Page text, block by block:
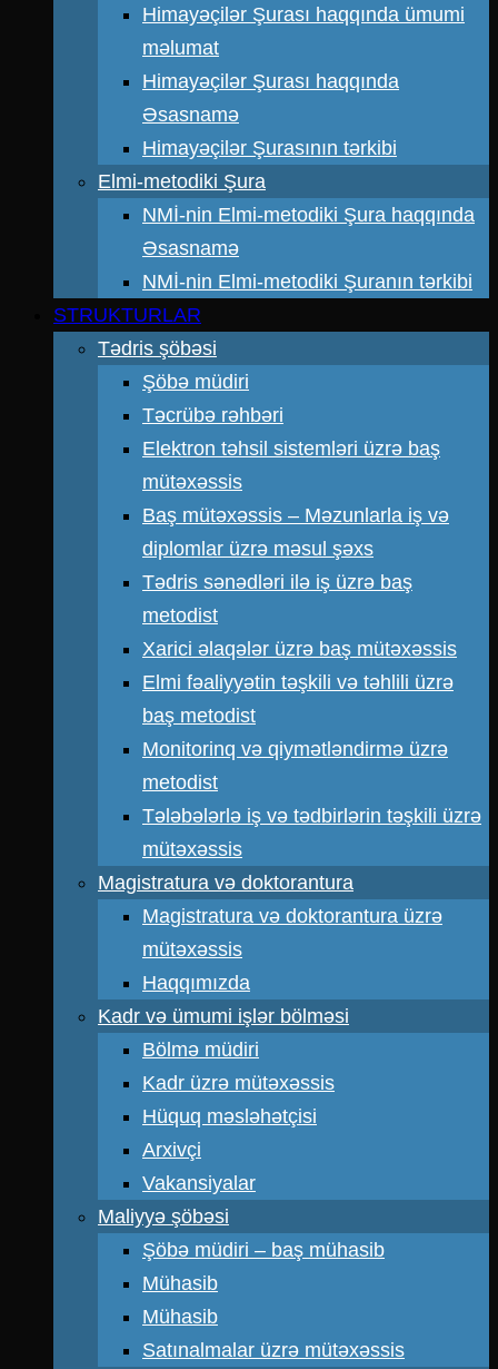
Himayəçilər Şurası haqqında ümumi
məlumat
Himayəçilər Şurası haqqında
Əsasnamə
Himayəçilər Şurasının tərkibi
Elmi-metodiki Şura
NMİ-nin Elmi-metodiki Şura haqqında
Əsasnamə
NMİ-nin Elmi-metodiki Şuranın tərkibi
STRUKTURLAR
Tədris şöbəsi
Şöbə müdiri
Təcrübə rəhbəri
Elektron təhsil sistemləri üzrə baş
mütəxəssis
Baş mütəxəssis – Məzunlarla iş və
diplomlar üzrə məsul şəxs
Tədris sənədləri ilə iş üzrə baş
metodist
Xarici əlaqələr üzrə baş mütəxəssis
Elmi fəaliyyətin təşkili və təhlili üzrə
baş metodist
Monitorinq və qiymətləndirmə üzrə
metodist
Tələbələrlə iş və tədbirlərin təşkili üzrə
mütəxəssis
Magistratura və doktorantura
Magistratura və doktorantura üzrə
mütəxəssis
Haqqımızda
Kadr və ümumi işlər bölməsi
Bölmə müdiri
Kadr üzrə mütəxəssis
Hüquq məsləhətçisi
Arxivçi
Vakansiyalar
Maliyyə şöbəsi
Şöbə müdiri – baş mühasib
Mühasib
Mühasib
Satınalmalar üzrə mütəxəssis